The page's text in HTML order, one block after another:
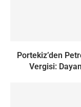
Portekiz’den
Vergisi: